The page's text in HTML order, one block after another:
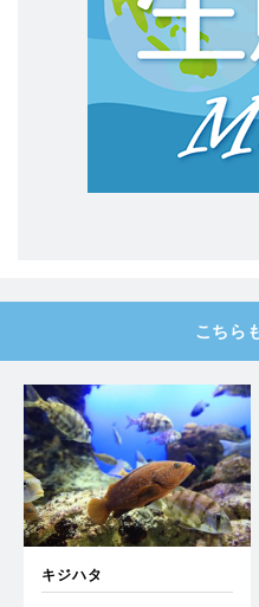
こちら
キジハタ